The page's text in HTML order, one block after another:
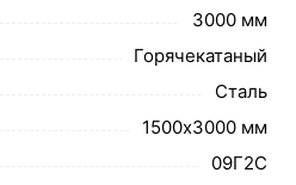
3000 мм
Горячекатаный
Сталь
1500х3000 мм
09Г2С